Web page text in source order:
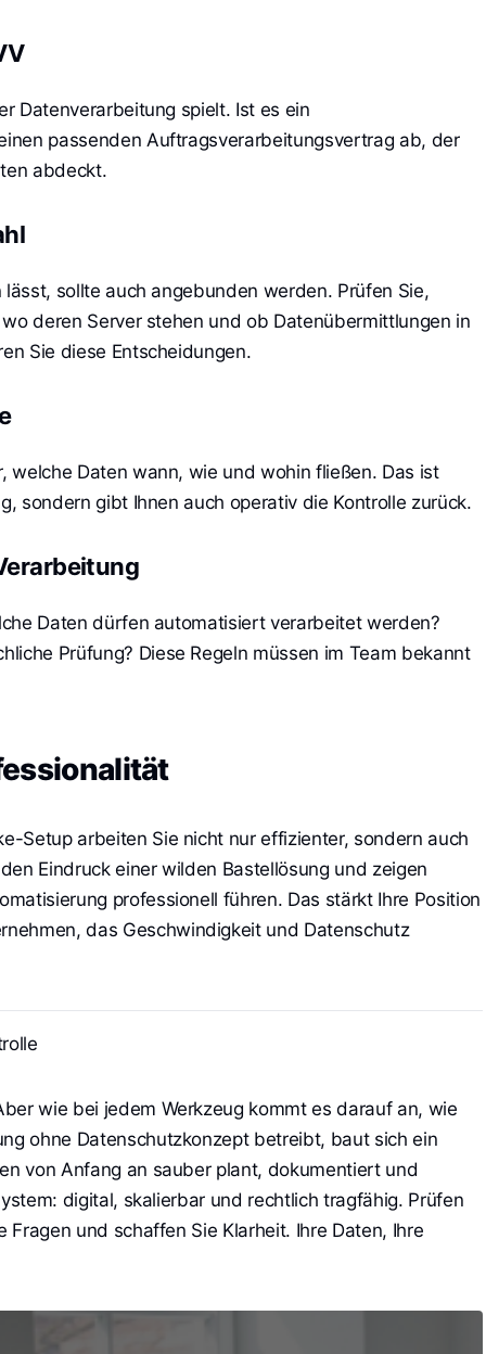
Datenverarbeitung spielt. Ist es ein
passenden Auftragsverarbeitungsvertrag ab, der
abdeckt.
sollte auch angebunden werden. Prüfen Sie,
deren Server stehen und ob Datenübermittlungen in
Sie diese Entscheidungen.
welche Daten wann, wie und wohin fließen. Das ist
sondern gibt Ihnen auch operativ die Kontrolle zurück.
Daten dürfen automatisiert verarbeitet werden?
Prüfung? Diese Regeln müssen im Team bekannt
Setup arbeiten Sie nicht nur effizienter, sondern auch
Eindruck einer wilden Bastellösung und zeigen
professionell führen. Das stärkt Ihre Position
das Geschwindigkeit und Datenschutz
wie bei jedem Werkzeug kommt es darauf an, wie
ohne Datenschutzkonzept betreibt, baut sich ein
von Anfang an sauber plant, dokumentiert und
digital, skalierbar und rechtlich tragfähig. Prüfen
Fragen und schaffen Sie Klarheit. Ihre Daten, Ihre